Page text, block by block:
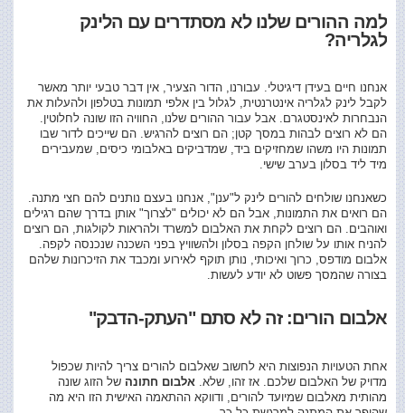
למה ההורים שלנו לא מסתדרים עם הלינק
לגלריה?
אנחנו חיים בעידן דיגיטלי. עבורנו, הדור הצעיר, אין דבר טבעי יותר מאשר
לקבל לינק לגלריה אינטרנטית, לגלול בין אלפי תמונות בטלפון ולהעלות את
הנבחרות לאינסטגרם. אבל עבור ההורים שלנו, החוויה הזו שונה לחלוטין.
הם לא רוצים לבהות במסך קטן; הם רוצים להרגיש. הם שייכים לדור שבו
תמונות היו משהו שמחזיקים ביד, שמדביקים באלבומי כיסים, שמעבירים
מיד ליד בסלון בערב שישי.
כשאנחנו שולחים להורים לינק ל"ענן", אנחנו בעצם נותנים להם חצי מתנה.
הם רואים את התמונות, אבל הם לא יכולים "לצרוך" אותן בדרך שהם רגילים
ואוהבים. הם רוצים לקחת את האלבום למשרד ולהראות לקולגות, הם רוצים
להניח אותו על שולחן הקפה בסלון ולהשוויץ בפני השכנה שנכנסה לקפה.
אלבום מודפס, כרוך ואיכותי, נותן תוקף לאירוע ומכבד את הזיכרונות שלהם
בצורה שהמסך פשוט לא יודע לעשות.
אלבום הורים: זה לא סתם "העתק-הדבק"
אחת הטעויות הנפוצות היא לחשוב שאלבום להורים צריך להיות שכפול
מדויק של האלבום שלכם. אז זהו, שלא. אלבום חתונה של הזוג שונה
מהותית מאלבום שמיועד להורים, ודווקא ההתאמה האישית הזו היא מה